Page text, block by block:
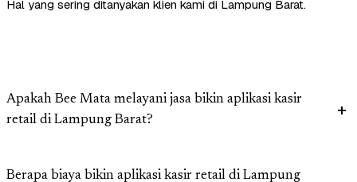
Hal yang sering ditanyakan klien kami di Lampung Barat.
Apakah Bee Mata melayani jasa bikin aplikasi kasir
retail di Lampung Barat?
Berapa biaya bikin aplikasi kasir retail di Lampung